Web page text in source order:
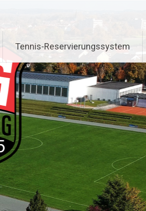
Tennis-Reservierungssystem